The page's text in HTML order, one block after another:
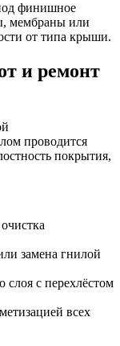
финишное
мембраны или
от типа крыши.
и ремонт
проводится
покрытия,
замена гнилой
слоя с перехлёстом
всех